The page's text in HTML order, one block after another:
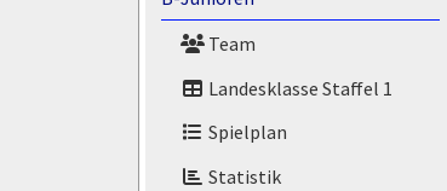
Team
Landesklasse Staffel 1
Spielplan
Statistik